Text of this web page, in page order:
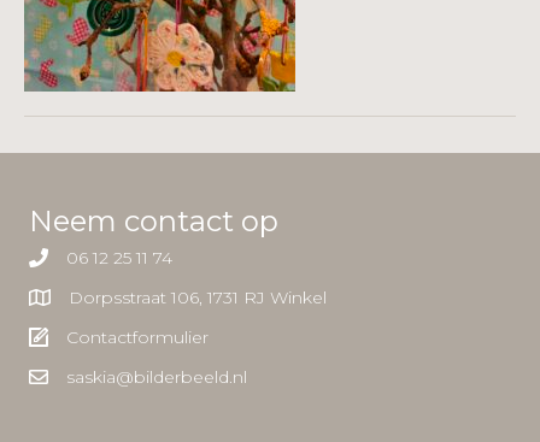
Neem contact op
06 12 25 11 74
Dorpsstraat 106, 1731 RJ Winkel
Contactformulier
saskia@bilderbeeld.nl